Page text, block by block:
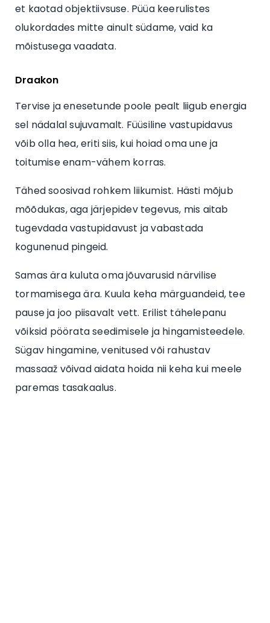
et kaotad objektiivsuse. Püüa keerulistes
olukordades mitte ainult südame, vaid ka
mõistusega vaadata.
Draakon
Tervise ja enesetunde poole pealt liigub energia
sel nädalal sujuvamalt. Füüsiline vastupidavus
võib olla hea, eriti siis, kui hoiad oma une ja
toitumise enam-vähem korras.
Tähed soosivad rohkem liikumist. Hästi mõjub
mõõdukas, aga järjepidev tegevus, mis aitab
tugevdada vastupidavust ja vabastada
kogunenud pingeid.
Samas ära kuluta oma jõuvarusid närvilise
tormamisega ära. Kuula keha märguandeid, tee
pause ja joo piisavalt vett. Erilist tähelepanu
võiksid pöörata seedimisele ja hingamisteedele.
Sügav hingamine, venitused või rahustav
massaaž võivad aidata hoida nii keha kui meele
paremas tasakaalus.